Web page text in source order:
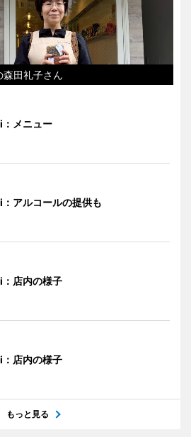
田礼子さん
メニュー
アルコールの提供も
店内の様子
店内の様子
もっと見る